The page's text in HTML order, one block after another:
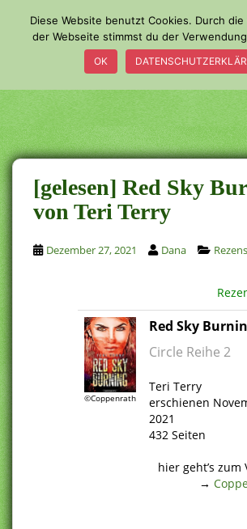
o
m
a
i
n
c
o
n
t
e
n
t
[gelesen] Red Sky
von Teri Terry
Dezember 27, 2021 Dana
©Coppenrath
Red Sky
Circle Reihe 2
Teri Terry
erschienen
2021
432 Seiten
hier geht’s zum
→
Diese Website benutzt Cookies. Durch
der Webseite stimmst du der
OK